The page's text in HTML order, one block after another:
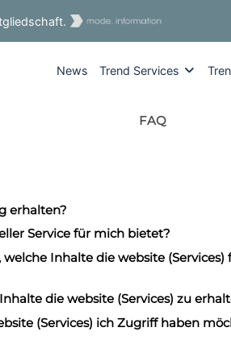
News Trend Services
FAQ
erhalten?
Service für mich bietet?
Inhalte die website
die website (Services) zu
(Services) ich Zugriff haben